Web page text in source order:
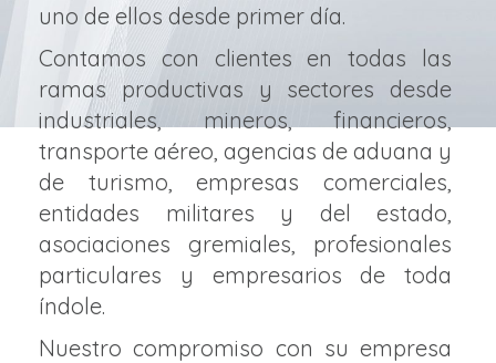
uno de ellos desde primer día.
Contamos con clientes en todas las
ramas productivas y sectores desde
industriales, mineros, financieros,
transporte aéreo, agencias de aduana y
de turismo, empresas comerciales,
entidades militares y del estado,
asociaciones gremiales, profesionales
particulares y empresarios de toda
índole.
Nuestro compromiso con su empresa